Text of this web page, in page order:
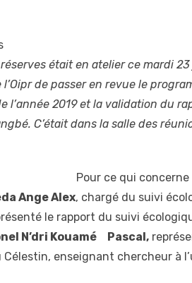
était en atelier ce mardi
de passer en revue le
l’année 2019 et la validation du
C’était dans la salle des
Pour ce qui concerne
Ange Alex, chargé du suivi
le rapport du suivi
N’dri Kouamé Pascal,
Célestin, enseignant chercheur à